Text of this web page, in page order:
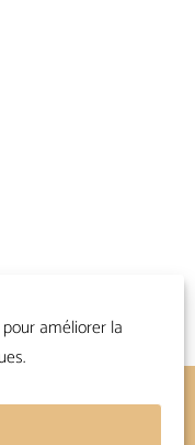
améliorer la